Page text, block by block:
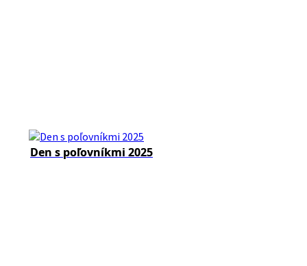
Den s poľovníkmi 2025